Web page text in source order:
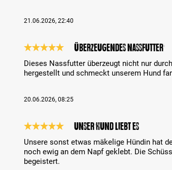
21.06.2026, 22:40
Überzeugendes Nassfutter
Dieses Nassfutter überzeugt nicht nur
hergestellt und schmeckt unserem Hund
20.06.2026, 08:25
Unser Hund liebt es
Unsere sonst etwas mäkelige Hündin hat
noch ewig an dem Napf geklebt. Die
begeistert.